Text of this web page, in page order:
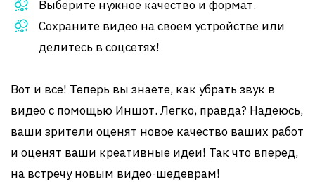
Выберите нужное качество и формат.
Сохраните видео на своём устройстве или
делитесь в соцсетях!
Вот и все! Теперь вы знаете, как убрать звук в
видео с помощью Иншот. Легко, правда? Надеюсь,
ваши зрители оценят новое качество ваших работ
и оценят ваши креативные идеи! Так что вперед,
на встречу новым видео-шедеврам!